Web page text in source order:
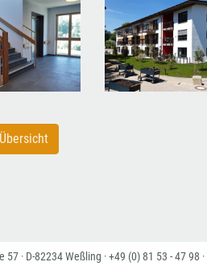
57 · D-82234 Weßling · +49 (0) 81 53 - 47 98 ·